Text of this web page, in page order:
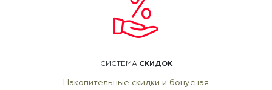
СИСТЕМА СКИДОК
Накопительные скидки и бонусная